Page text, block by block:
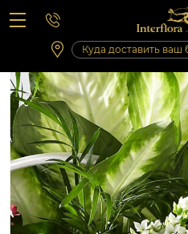
Вопросы-ответы
Сб 10:00 ‐ 14:00
Выходные и праздничные дни